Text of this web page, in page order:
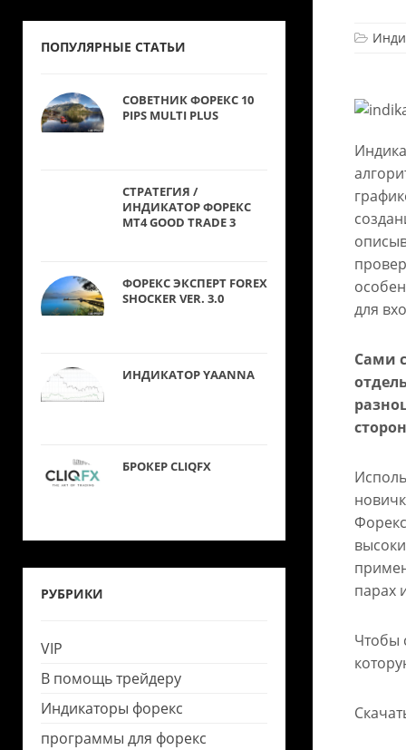
для
Сами
парах
Чтобы
ПОПУЛЯРНЫЕ СТАТЬИ
СОВЕТНИК ФОРЕКС 10
PIPS MULTI PLUS
СТРАТЕГИЯ /
ИНДИКАТОР ФОРЕКС
MT4 GOOD TRADE 3
ФОРЕКС ЭКСПЕРТ FOREX
SHOCKER VER. 3.0
ИНДИКАТОР YAANNA
БРОКЕР CLIQFX
РУБРИКИ
VIP
В помощь трейдеру
Индикаторы форекс
программы для форекс